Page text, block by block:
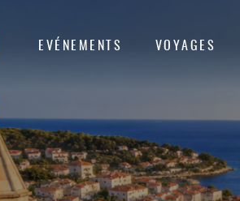
EVÉNEMENTS VOYAGES